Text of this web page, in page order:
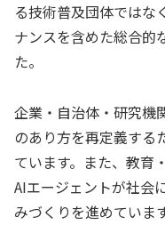
る技術普及団体ではな
ナンスを含めた総合的
た。
企業・自治体・研究機
のあり方を再定義する
ています。また、教育
AIエージェントが社会
みづくりを進めていま